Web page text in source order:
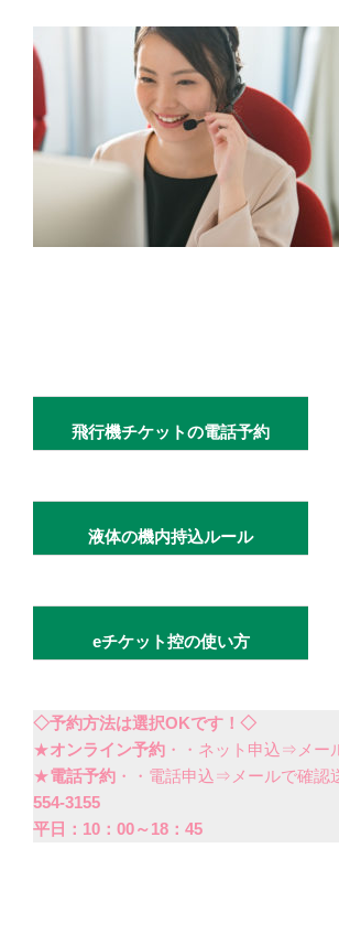
飛行機チケットの電話予約
液体の機内持込ルール
eチケット控の使い方
◇予約方法は選択OKです！◇
★オンライン予約 ・・ネット申込⇒メー
★電話予約 ・・電話申込⇒メールで確認
554-3155
平日：10：00～18：45